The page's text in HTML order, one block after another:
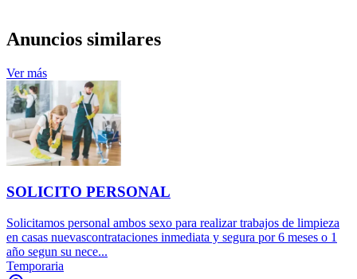
Anuncios similares
Ver más
SOLICITO PERSONAL
Solicitamos personal ambos sexo para realizar trabajos de limpieza
en casas nuevascontrataciones inmediata y segura por 6 meses o 1
año segun su nece...
Temporaria